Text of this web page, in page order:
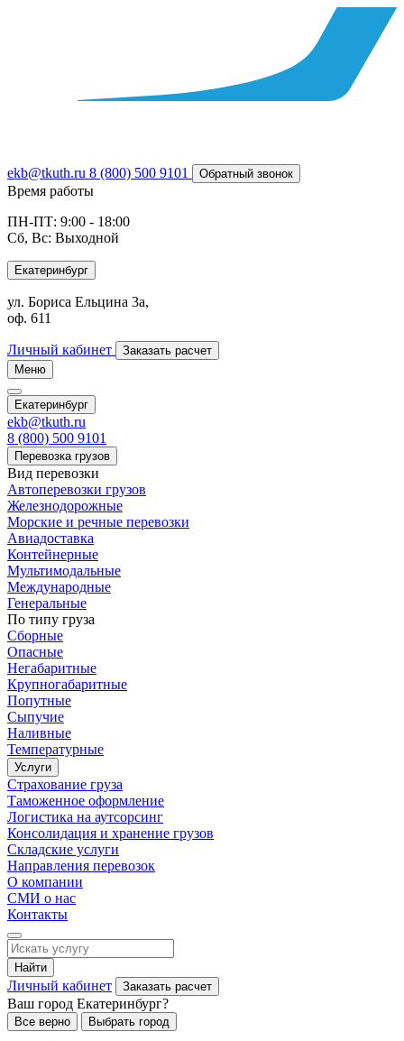
ekb@tkuth.ru 8 (800) 500 9101 Обратный звонок
Время работы
ПН-ПТ: 9:00 - 18:00
Сб, Вс: Выходной
Екатеринбург
ул. Бориса Ельцина 3а,
оф. 611
Личный кабинет
Заказать расчет
Меню
Екатеринбург
ekb@tkuth.ru
8 (800) 500 9101
Перевозка грузов
Вид перевозки
Автоперевозки грузов
Железнодорожные
Морские и речные перевозки
Авиадоставка
Контейнерные
Мультимодальные
Международные
Генеральные
По типу груза
Сборные
Опасные
Негабаритные
Крупногабаритные
Попутные
Сыпучие
Наливные
Температурные
Услуги
Страхование груза
Таможенное оформление
Логистика на аутсорсинг
Консолидация и хранение грузов
Складские услуги
Направления перевозок
О компании
СМИ о нас
Контакты
Найти
Личный кабинет Заказать расчет
Ваш город Екатеринбург?
Все верно Выбрать город